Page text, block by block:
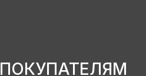
ПОКУПАТЕЛЯМ